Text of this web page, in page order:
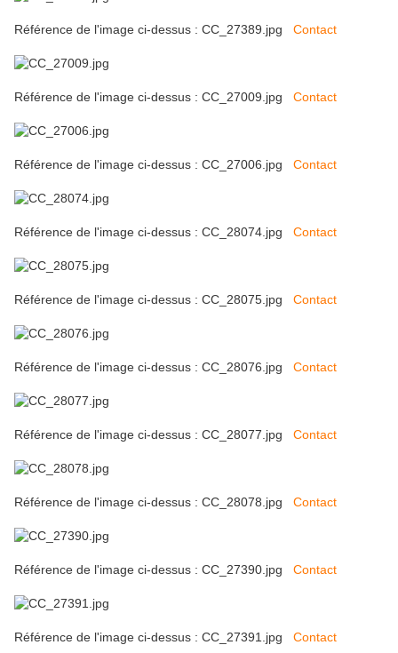
Référence de l'image ci-dessus : CC_27389.jpg Contact
Référence de l'image ci-dessus : CC_27009.jpg Contact
Référence de l'image ci-dessus : CC_27006.jpg Contact
Référence de l'image ci-dessus : CC_28074.jpg Contact
Référence de l'image ci-dessus : CC_28075.jpg Contact
Référence de l'image ci-dessus : CC_28076.jpg Contact
Référence de l'image ci-dessus : CC_28077.jpg Contact
Référence de l'image ci-dessus : CC_28078.jpg Contact
Référence de l'image ci-dessus : CC_27390.jpg Contact
Référence de l'image ci-dessus : CC_27391.jpg Contact